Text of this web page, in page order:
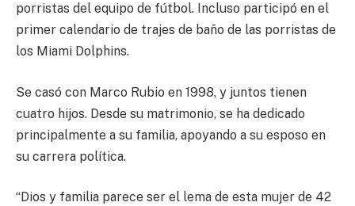
porristas del equipo de fútbol. Incluso participó en el
primer calendario de trajes de baño de las porristas de
los Miami Dolphins.
Se casó con Marco Rubio en 1998, y juntos tienen
cuatro hijos. Desde su matrimonio, se ha dedicado
principalmente a su familia, apoyando a su esposo en
su carrera política.
“Dios y familia parece ser el lema de esta mujer de 42